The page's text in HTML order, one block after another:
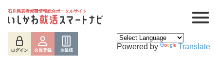
石川県若者就職情報総合ポータルサイト
ログイン 会員登録 企業様 Powered by Translate